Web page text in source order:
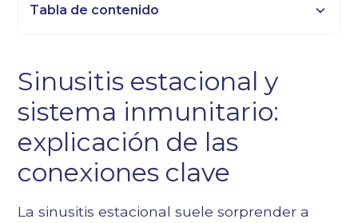
Sinusitis estacional y
sistema inmunitario:
explicación de las
conexiones clave
La sinusitis estacional suele sorprender a
Tabla de contenido
Título 3
Epígrafe 4
Epígrafe 5